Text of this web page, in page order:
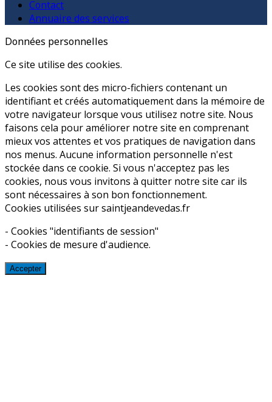
Contact
Annuaire des services
Données personnelles
Ce site utilise des cookies.
Les cookies sont des micro-fichiers contenant un
identifiant et créés automatiquement dans la mémoire de
votre navigateur lorsque vous utilisez notre site. Nous
faisons cela pour améliorer notre site en comprenant
mieux vos attentes et vos pratiques de navigation dans
nos menus. Aucune information personnelle n'est
stockée dans ce cookie. Si vous n'acceptez pas les
cookies, nous vous invitons à quitter notre site car ils
sont nécessaires à son bon fonctionnement.
Cookies utilisées sur saintjeandevedas.fr
- Cookies "identifiants de session"
- Cookies de mesure d'audience.
Accepter